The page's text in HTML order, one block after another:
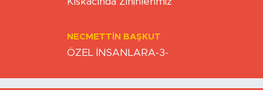
Kıskacında Zihinlerimiz
NECMETTIN BAŞKUT
ÖZEL İNSANLARA-3-